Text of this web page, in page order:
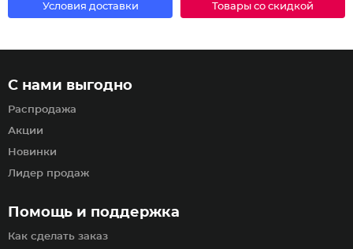
Условия доставки Товары со скидкой
Помощь и поддержка
Как сделать заказ
С нами выгодно
Распродажа
Акции
Новинки
Лидер продаж